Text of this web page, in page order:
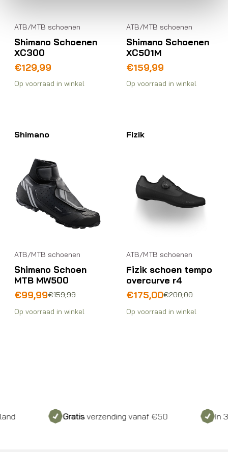
ATB/MTB schoenen
Shimano Schoenen
XC300
€129,99
Op voorraad in winkel
ATB/MTB schoenen
Shimano Schoenen
XC501M
€159,99
Op voorraad in winkel
Shimano
ATB/MTB schoenen
Shimano Schoen
MTB MW500
€159,99
Oorspronkelijke
was:
€99,99
Huidige
is:
Op voorraad in winkel
Fizik
ATB/MTB schoenen
Fizik schoen tempo
overcurve r4
€200,00
Oorspronkelijke
was:
€175,00
Huidige
is:
Op voorraad in winkel
Gratisverzending vanaf €50 In 3